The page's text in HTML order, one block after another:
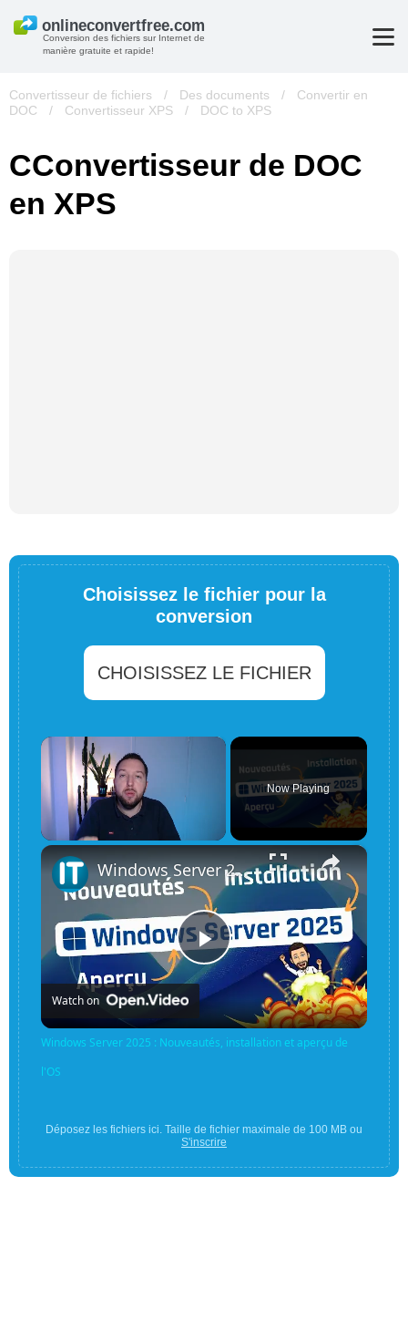
Conversion des fichiers sur Internet de
manière gratuite et rapide!
Convertisseur de fichiers / Des documents /
Convertir en
DOC
/ Convertisseur XPS / DOC to XPS
СConvertisseur de DOC
en XPS
Choisissez le fichier pour la
conversion
CHOISISSEZ LE FICHIER
×
Now Playing
×
Play
Video
Windows Server 2025 : Nouveautés, installation et aperçu de l'OS
Watch on
Windows Server 2025 : Nouveautés, installation et aperçu de
l'OS
Déposez les fichiers ici. Taille de fichier maximale de 100 MB ou
S'inscrire